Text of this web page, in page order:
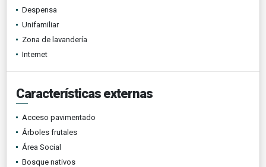
Despensa
Unifamiliar
Zona de lavandería
Internet
Características externas
Acceso pavimentado
Árboles frutales
Área Social
Bosque nativos